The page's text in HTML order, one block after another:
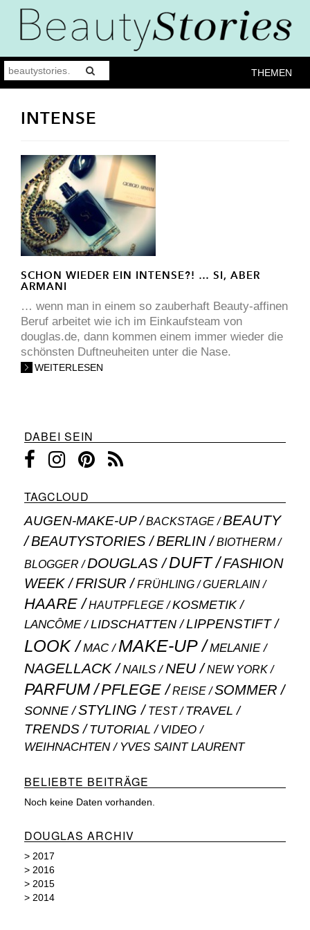
THEMEN
INTENSE
SCHON WIEDER EIN INTENSE?! … SI, ABER
ARMANI
… wenn man in einem so zauberhaft Beauty-affinen
Beruf arbeitet wie ich im Einkaufsteam von
douglas.de, dann kommen einem immer wieder die
schönsten Duftneuheiten unter die Nase.
WEITERLESEN
DABEI SEIN
TAGCLOUD
AUGEN-MAKE-UP BACKSTAGE BEAUTY
BEAUTYSTORIES BERLIN
BIOTHERM
BLOGGER
DOUGLAS DUFT
FASHION
WEEK
FRISUR FRÜHLING GUERLAIN
HAARE HAUTPFLEGE
KOSMETIK
LANCÔME
LIDSCHATTEN LIPPENSTIFT
LOOK MAC MAKE-UP MELANIE
NAGELLACK NAILS NEU NEW YORK
PARFUM PFLEGE REISE SOMMER
SONNE STYLING TEST TRAVEL
TRENDS TUTORIAL VIDEO
WEIHNACHTEN YVES SAINT LAURENT
BELIEBTE BEITRÄGE
Noch keine Daten vorhanden.
DOUGLAS ARCHIV
> 2017
> 2016
> 2015
> 2014